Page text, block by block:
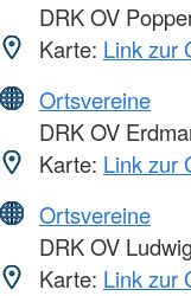
DRK OV
Karte: Link zur
Ortsvereine
DRK OV
Karte: Link zur
Ortsvereine
DRK OV
Karte: Link zur